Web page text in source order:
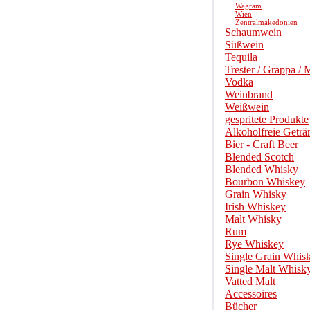
Wagram
Wien
Zentralmakedonien
Schaumwein
Süßwein
Tequila
Trester / Grappa /
Vodka
Weinbrand
Weißwein
gespritete Produkte
Alkoholfreie
Bier - Craft Beer
Blended Scotch
Blended Whisky
Bourbon Whiskey
Grain Whisky
Irish Whiskey
Malt Whisky
Rum
Rye Whiskey
Single Grain
Single Malt
Vatted Malt
Accessoires
Bücher